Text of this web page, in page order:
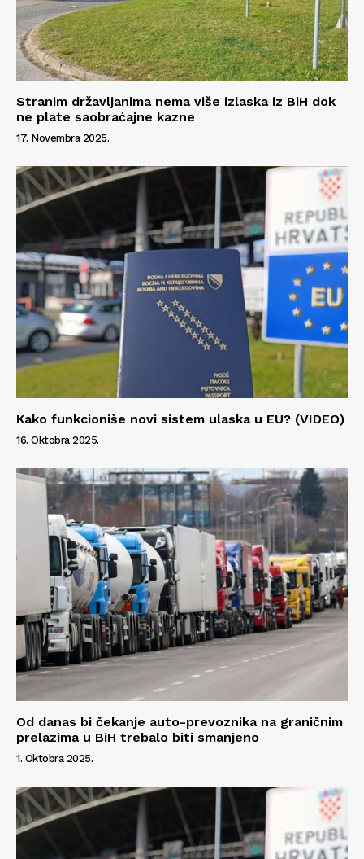
Stranim državljanima nema više izlaska iz BiH dok
ne plate saobraćajne kazne
17. Novembra 2025.
Kako funkcioniše novi sistem ulaska u EU? (VIDEO)
16. Oktobra 2025.
Od danas bi čekanje auto-prevoznika na graničnim
prelazima u BiH trebalo biti smanjeno
1. Oktobra 2025.